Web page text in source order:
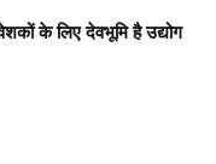
के लिए देवभूमि है उद्योग